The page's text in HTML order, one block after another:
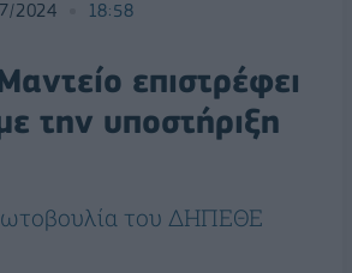
2024 18:58
επιστρέφει
την υποστήριξη
του ΔΗΠΕΘΕ